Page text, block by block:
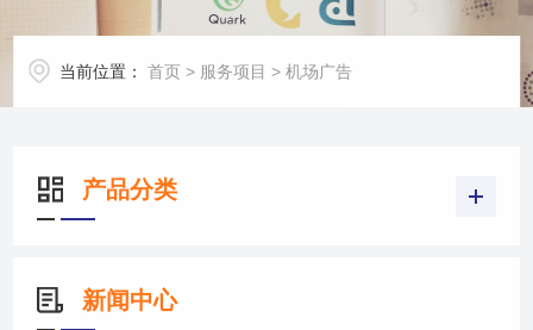
当前位置： 首页 > 服务项目 >机场广告
产品分类
新闻中心